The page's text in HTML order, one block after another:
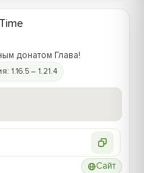
донатом Глава!
1.16.5 – 1.21.4
Сайт